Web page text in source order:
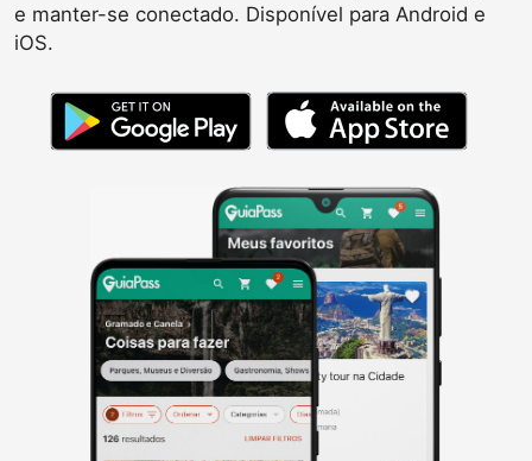
e manter-se conectado. Disponível para Android e
iOS.